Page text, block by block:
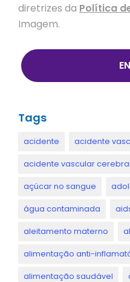
diretrizes da Política
Imagem.
Tags
acidente acidente
acidente vascular
açúcar no sangue
água contaminada
aleitamento materno
alimentação anti-
alimentação saudável